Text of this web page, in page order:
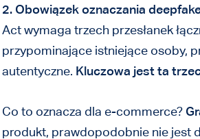
2. Obowiązek oznaczania
Act wymaga trzech przesłanek
przypominające istniejące osoby,
autentyczne. Kluczowa jest ta
Co to oznacza dla e-commerce?
produkt, prawdopodobnie nie jest